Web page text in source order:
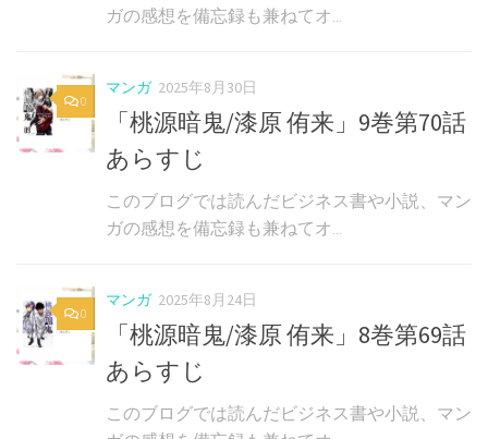
ガの感想を備忘録も兼ねてオ...
0
マンガ 2025年8月30日
「桃源暗鬼/漆原 侑来」9巻第70話
あらすじ
このブログでは読んだビジネス書や小説、マン
ガの感想を備忘録も兼ねてオ...
0
マンガ 2025年8月24日
「桃源暗鬼/漆原 侑来」8巻第69話
あらすじ
このブログでは読んだビジネス書や小説、マン